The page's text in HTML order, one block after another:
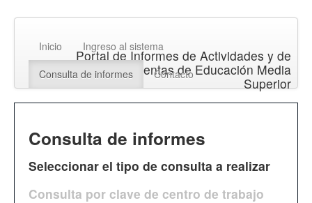
Portal de Informes de Actividades y de
Rendición de Cuentas de Educación Media
Superior
Inicio
Ingreso al sistema
Consulta de informes
Contacto
Consulta de informes
Seleccionar el tipo de consulta a realizar
Consulta por clave de centro de trabajo